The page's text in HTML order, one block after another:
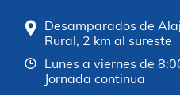
Desamparados de
Rural, 2 km al sureste
Lunes a viernes de
Jornada continua